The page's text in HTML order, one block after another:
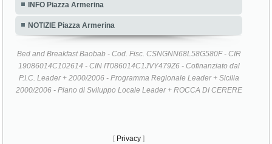
NOTIZIE Piazza Armerina
Bed and Breakfast Baobab - Cod. Fisc. CSNGNN68L58G580F - CIR
P.I.C. Leader + 2000/2006 - Programma Regionale Leader + Sicilia
2000/2006 - Piano di Sviluppo Locale Leader + ROCCA DI CERERE